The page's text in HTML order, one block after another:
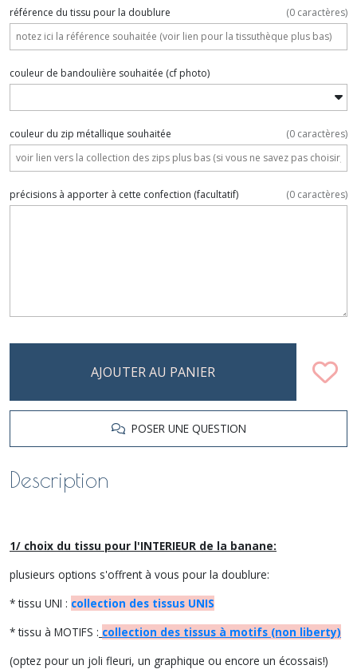
référence du tissu pour la doublure (0 caractères)
couleur de bandoulière souhaitée (cf photo)
couleur du zip métallique souhaitée (0 caractères)
précisions à apporter à cette confection (facultatif) (0 caractères)
AJOUTER AU PANIER
POSER UNE QUESTION
Description
1/ choix du tissu pour l'INTERIEUR de la banane:
plusieurs options s'offrent à vous pour la doublure:
* tissu UNI : collection des tissus UNIS
* tissu à MOTIFS : collection des tissus à motifs (non liberty)
(optez pour un joli fleuri, un graphique ou encore un écossais!)